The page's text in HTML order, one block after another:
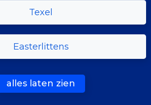
Texel
Easterlittens
alles laten zien